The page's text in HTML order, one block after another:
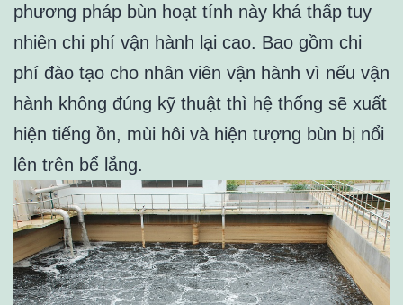
phương pháp bùn hoạt tính này khá thấp tuy
nhiên chi phí vận hành lại cao. Bao gồm chi
phí đào tạo cho nhân viên vận hành vì nếu vận
hành không đúng kỹ thuật thì hệ thống sẽ xuất
hiện tiếng ồn, mùi hôi và hiện tượng bùn bị nổi
lên trên bể lắng.